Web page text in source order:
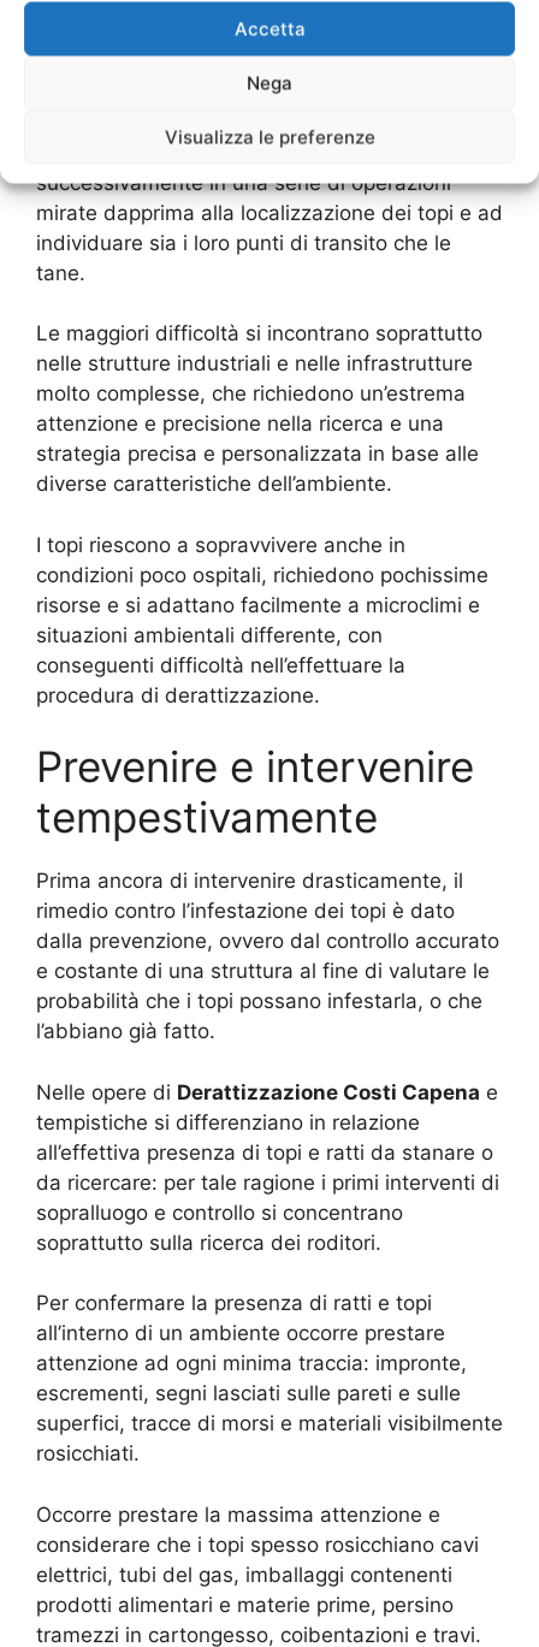
Accetta
Nega
Visualizza le preferenze
Normalmente, un intervento di derattizzazione
accurato della zona da sottoporre a bonifica, e
successivamente in una serie di operazioni
mirate dapprima alla localizzazione dei topi e ad
individuare sia i loro punti di transito che le
tane.
Le maggiori difficoltà si incontrano soprattutto
nelle strutture industriali e nelle infrastrutture
molto complesse, che richiedono un’estrema
attenzione e precisione nella ricerca e una
strategia precisa e personalizzata in base alle
diverse caratteristiche dell’ambiente.
I topi riescono a sopravvivere anche in
condizioni poco ospitali, richiedono pochissime
risorse e si adattano facilmente a microclimi e
situazioni ambientali differente, con
conseguenti difficoltà nell’effettuare la
procedura di derattizzazione.
Prevenire e intervenire
tempestivamente
Prima ancora di intervenire drasticamente, il
rimedio contro l’infestazione dei topi è dato
dalla prevenzione, ovvero dal controllo accurato
e costante di una struttura al fine di valutare le
probabilità che i topi possano infestarla, o che
l’abbiano già fatto.
Nelle opere di Derattizzazione Costi Capena e
tempistiche si differenziano in relazione
all’effettiva presenza di topi e ratti da stanare o
da ricercare: per tale ragione i primi interventi di
sopralluogo e controllo si concentrano
soprattutto sulla ricerca dei roditori.
Per confermare la presenza di ratti e topi
all’interno di un ambiente occorre prestare
attenzione ad ogni minima traccia: impronte,
escrementi, segni lasciati sulle pareti e sulle
superfici, tracce di morsi e materiali visibilmente
rosicchiati.
Occorre prestare la massima attenzione e
considerare che i topi spesso rosicchiano cavi
elettrici, tubi del gas, imballaggi contenenti
prodotti alimentari e materie prime, persino
tramezzi in cartongesso, coibentazioni e travi.